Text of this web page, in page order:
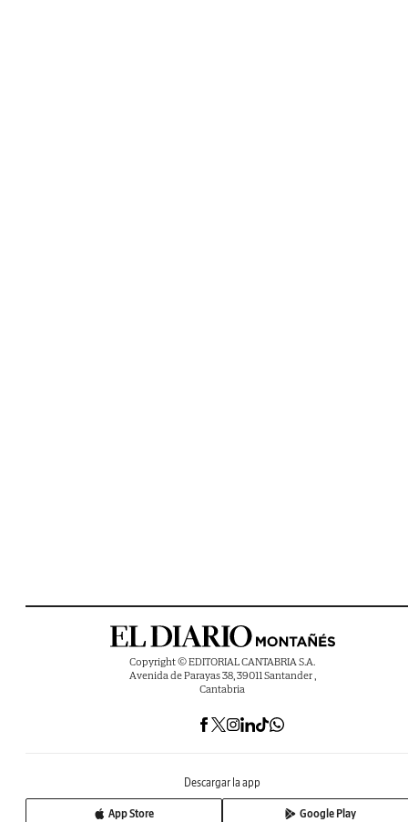
Copyright © EDITORIAL CANTABRIA S.A.
Avenida de Parayas 38, 39011 Santander ,
Cantabria
Descargar la app
App Store Google Play